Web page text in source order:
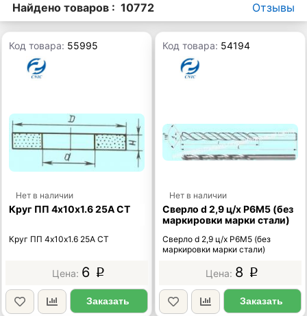
Найдено товаров : 10772 Отзывы
Код товара: 55995
Нет в наличии
Круг ПП 4х10х1.6 25А СТ
Круг ПП 4х10х1.6 25А СТ
6 p
Заказать
Код товара: 54194
Нет в наличии
Сверло d 2,9 ц/х Р6М5 (без
маркировки марки стали)
Сверло d 2,9 ц/х Р6М5 (без
маркировки марки стали)
8 p
Заказать